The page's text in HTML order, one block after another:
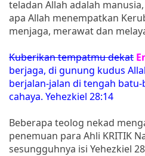
teladan Allah adalah
apa Allah menempatkan
menjaga, merawat dan
Kuberikan tempatmu dekat
berjaga, di gunung kudus
berjalan-jalan di tengah
cahaya. Yehezkiel 28:14
Beberapa teolog nekad
penemuan para Ahli KRITIK
sesungguhnya isi Yehezkiel